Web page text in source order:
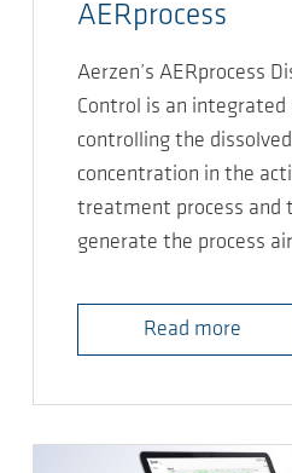
AERprocess
Aerzen’s AERprocess
Control is an
controlling the
concentration in the
treatment process and
generate the process
Read more